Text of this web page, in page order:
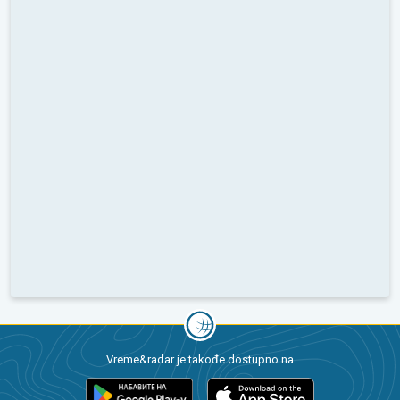
Vreme&radar je takođe dostupno na